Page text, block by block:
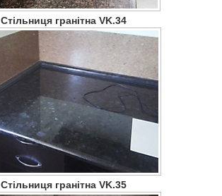
Стільниця гранітна VK.34
Стільниця гранітна VK.35